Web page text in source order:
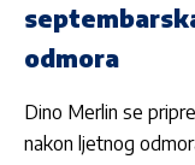
odmora
Dino Merlin se
nakon ljetnog